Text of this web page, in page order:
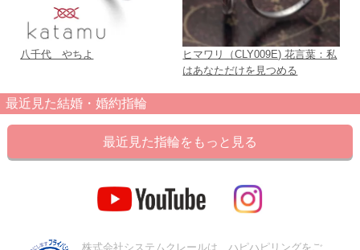
八千代 やちよ
ヒマワリ（CLY009E) 花言葉：私
はあなただけを見つめる
最近見た結婚・婚約指輪
最近見た指輪をもっと見る
株式会社システムクレールは、ハピハピリングをご